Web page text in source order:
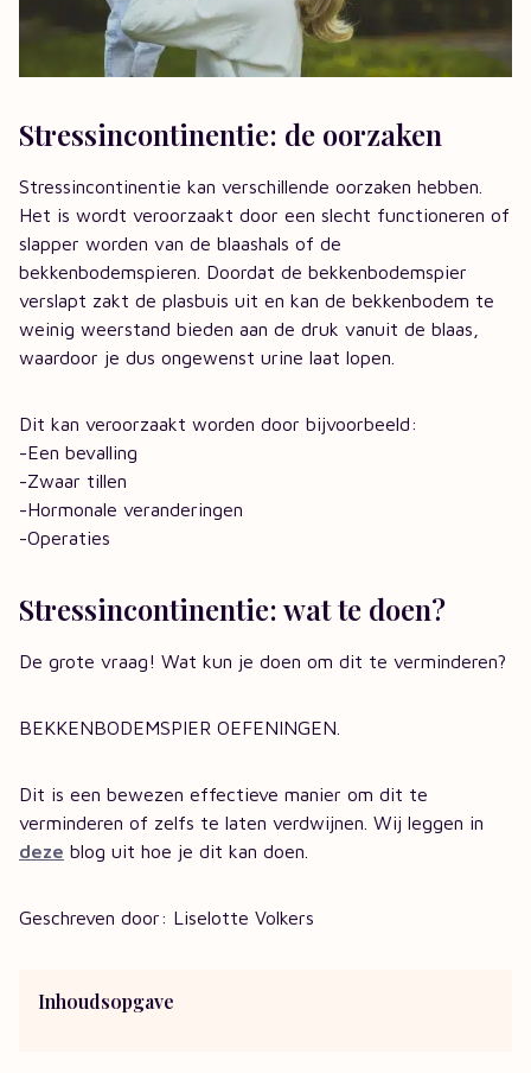
Stressincontinentie: de oorzaken
Stressincontinentie kan verschillende oorzaken hebben.
Het is wordt veroorzaakt door een slecht functioneren of
slapper worden van de blaashals of de
bekkenbodemspieren. Doordat de bekkenbodemspier
verslapt zakt de plasbuis uit en kan de bekkenbodem te
weinig weerstand bieden aan de druk vanuit de blaas,
waardoor je dus ongewenst urine laat lopen.
Dit kan veroorzaakt worden door bijvoorbeeld:
-Een bevalling
-Zwaar tillen
-Hormonale veranderingen
-Operaties
Stressincontinentie: wat te doen?
De grote vraag! Wat kun je doen om dit te verminderen?
BEKKENBODEMSPIER OEFENINGEN.
Dit is een bewezen effectieve manier om dit te
verminderen of zelfs te laten verdwijnen. Wij leggen in
deze blog uit hoe je dit kan doen.
Geschreven door: Liselotte Volkers
Inhoudsopgave